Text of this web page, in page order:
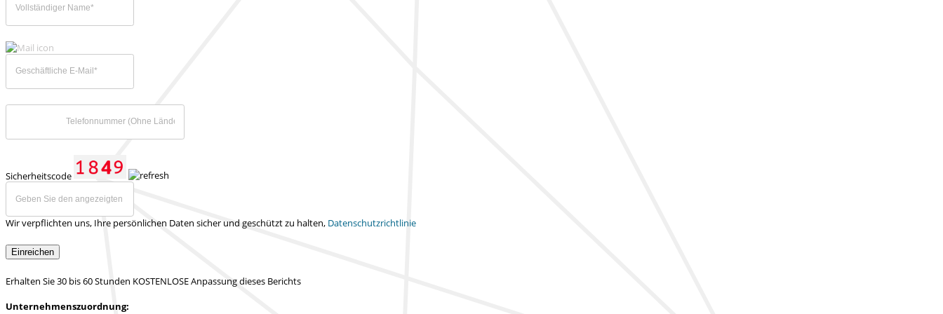
Sicherheitscode
Wir verpflichten uns, Ihre persönlichen Daten sicher und geschützt zu halten, Datenschutzrichtlinie
Einreichen
Erhalten Sie 30 bis 60 Stunden KOSTENLOSE Anpassung dieses Berichts
Unternehmenszuordnung: